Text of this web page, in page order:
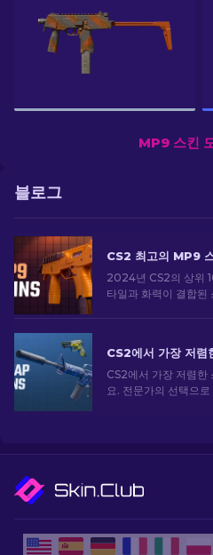
MP9 스킨
블로그
2024년 CS2의 상위
타일과 화력이 결합된
CS2에서 가장 저렴한
요. 전문가의 선택으